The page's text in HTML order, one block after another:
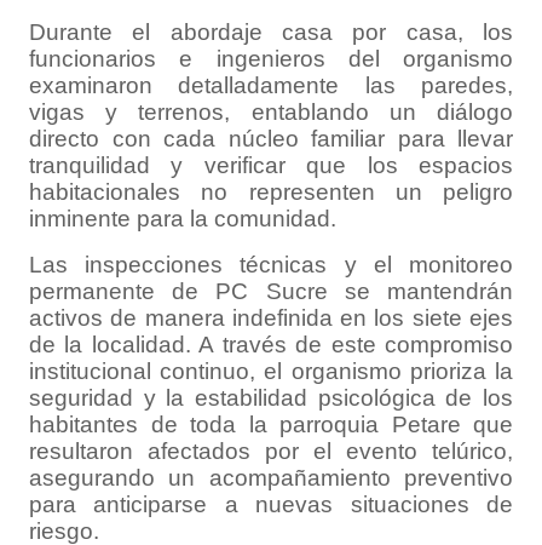
Durante el abordaje casa por casa, los
funcionarios e ingenieros del organismo
examinaron detalladamente las paredes,
vigas y terrenos, entablando un diálogo
directo con cada núcleo familiar para llevar
tranquilidad y verificar que los espacios
habitacionales no representen un peligro
inminente para la comunidad.
Las inspecciones técnicas y el monitoreo
permanente de PC Sucre se mantendrán
activos de manera indefinida en los siete ejes
de la localidad. A través de este compromiso
institucional continuo, el organismo prioriza la
seguridad y la estabilidad psicológica de los
habitantes de toda la parroquia Petare que
resultaron afectados por el evento telúrico,
asegurando un acompañamiento preventivo
para anticiparse a nuevas situaciones de
riesgo.